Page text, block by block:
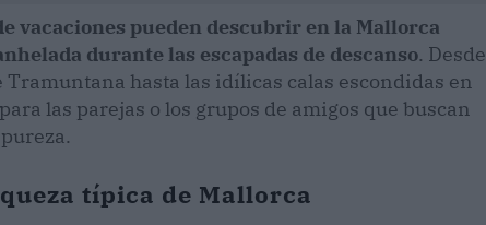
vacaciones pueden descubrir en la Mallorca
durante las escapadas de descanso. Desde
hasta las idílicas calas escondidas en
las parejas o los grupos de amigos que buscan
típica de Mallorca